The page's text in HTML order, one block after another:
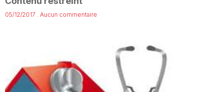
05/12/2017 Aucun commentaire